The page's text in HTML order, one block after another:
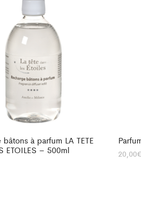
à parfum LA TETE
ETOILES – 500ml
20,00